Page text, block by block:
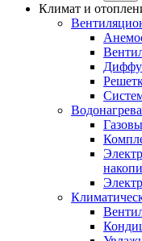
Климат и